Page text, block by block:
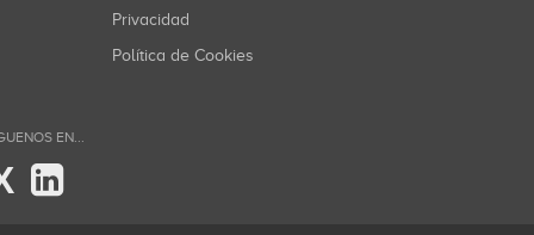
Privacidad
Política de Cookies
EN...